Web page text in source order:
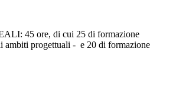
45 ore, di cui 25 di formazione
ambiti progettuali - e 20 di formazione